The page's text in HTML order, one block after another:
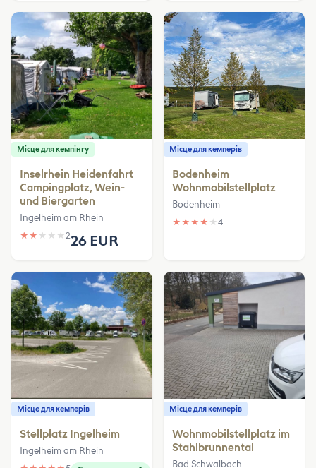
Місце для кемпінгу
Inselrhein Heidenfahrt
Campingplatz, Wein-
und Biergarten
Ingelheim am Rhein
★ ★ ★ ★ ★ 226 EUR
Місце для кемперів
Bodenheim
Wohnmobilstellplatz
Bodenheim
★ ★ ★ ★ ★ 4
Місце для кемперів
Stellplatz Ingelheim
Ingelheim am Rhein
Місце для кемперів
Wohnmobilstellplatz im
Stahlbrunnental
Bad Schwalbach